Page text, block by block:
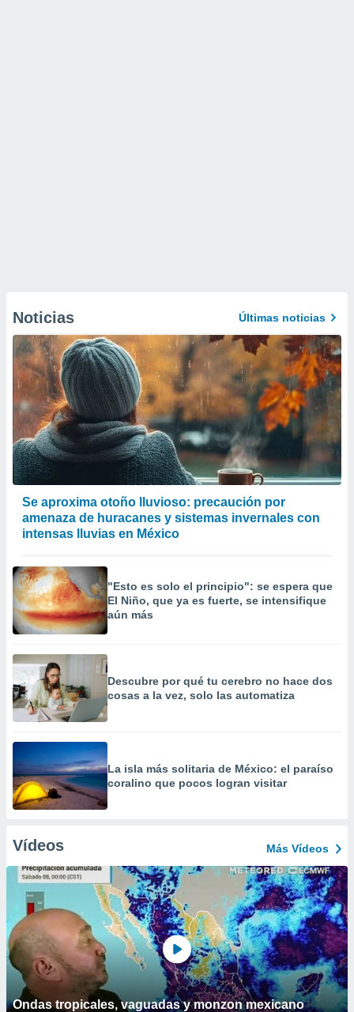
Noticias Últimas noticias
Se aproxima otoño lluvioso: precaución por
amenaza de huracanes y sistemas invernales con
intensas lluvias en México
"Esto es solo el principio": se espera que
El Niño, que ya es fuerte, se intensifique
aún más
Descubre por qué tu cerebro no hace dos
cosas a la vez, solo las automatiza
La isla más solitaria de México: el paraíso
coralino que pocos logran visitar
Vídeos Más Vídeos
Ondas tropicales, vaguadas y monzon mexicano